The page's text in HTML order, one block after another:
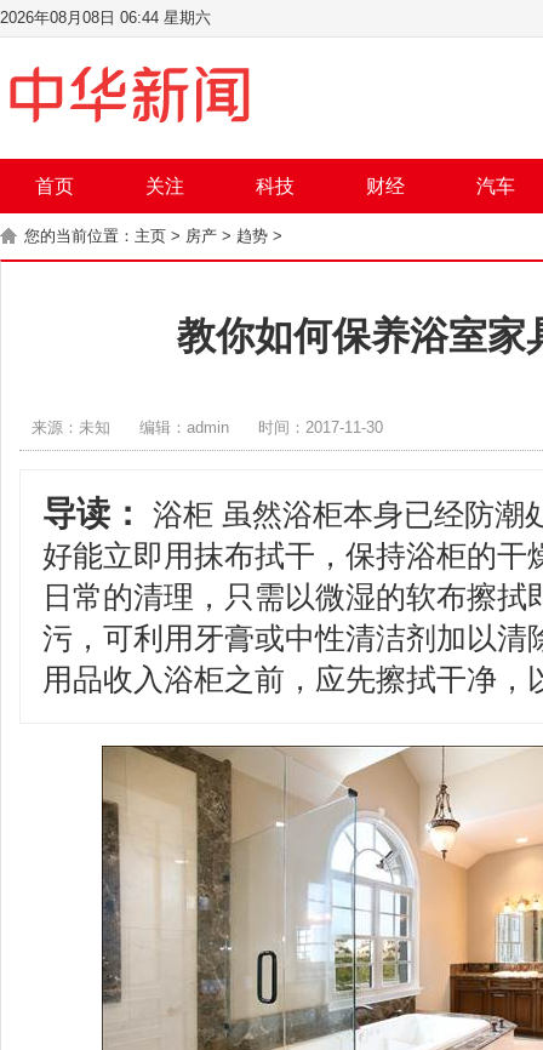
2026年08月08日 06:44 星期六
首页 关注 科技 财经 汽车
您的当前位置： 主页 > 房产 > 趋势 >
教你如何保养浴室家
来源：未知 编辑：admin 时间：2017-11-30
导读：
浴柜 虽然浴柜本身已经防潮
好能立即用抹布拭干，保持浴柜的干
日常的清理，只需以微湿的软布擦拭
污，可利用牙膏或中性清洁剂加以清
用品收入浴柜之前，应先擦拭干净，